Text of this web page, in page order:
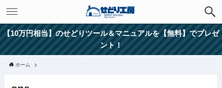
【10万円相当】のせどりツール＆マニュアルを【無料】でプレゼ
ント！
ホーム